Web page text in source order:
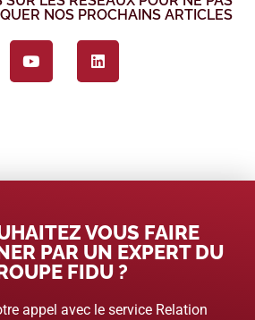
NOS PROCHAINS ARTICLES
VOUS FAIRE
PAR UN EXPERT DU
FIDU ?
appel avec le service Relation